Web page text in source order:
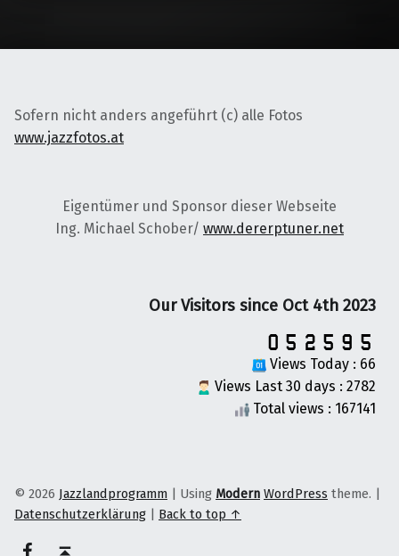
Sofern nicht anders angeführt (c) alle Fotos
www.jazzfotos.at
Eigentümer und Sponsor dieser Webseite
Ing. Michael Schober/ www.dererptuner.net
Our Visitors since Oct 4th 2023
Views Today : 66
Views Last 30 days : 2782
Total views : 167141
© 2026 Jazzlandprogramm Using Modern WordPress theme.
Datenschutzerklärung
Back to top ↑